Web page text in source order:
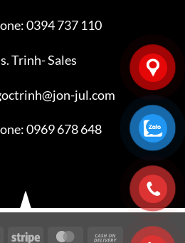
0394 737 110
Trinh- Sales
jul.com
0969 678 648
PayPal Stripe MasterCardCash